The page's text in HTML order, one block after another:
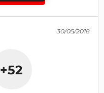
30/05/2018
+52